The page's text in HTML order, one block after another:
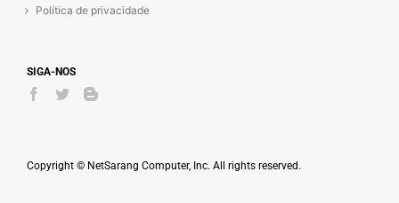
Política de privacidade
SIGA-NOS
Copyright © NetSarang Computer, Inc. All rights reserved.